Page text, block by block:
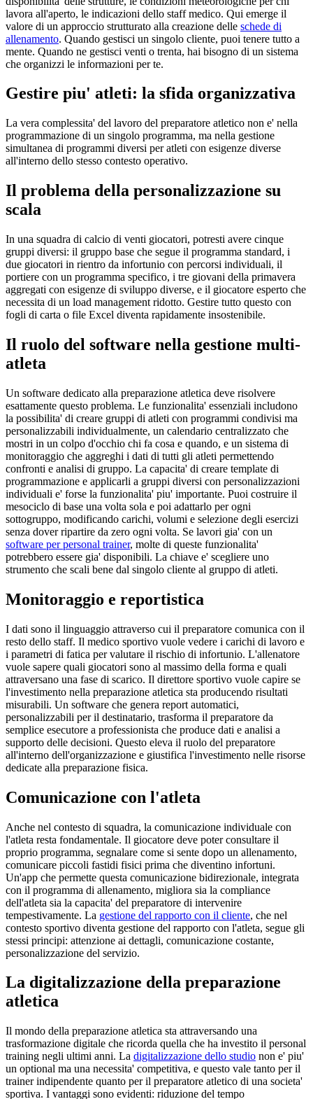
lavora all'aperto, le indicazioni dello staff medico. Qui emerge il
valore di un approccio strutturato alla creazione delle schede di
allenamento. Quando gestisci un singolo cliente, puoi tenere tutto a
mente. Quando ne gestisci venti o trenta, hai bisogno di un sistema
che organizzi le informazioni per te.
Gestire piu' atleti: la sfida organizzativa
La vera complessita' del lavoro del preparatore atletico non e' nella
programmazione di un singolo programma, ma nella gestione
simultanea di programmi diversi per atleti con esigenze diverse
all'interno dello stesso contesto operativo.
Il problema della personalizzazione su
scala
In una squadra di calcio di venti giocatori, potresti avere cinque
gruppi diversi: il gruppo base che segue il programma standard, i
due giocatori in rientro da infortunio con percorsi individuali, il
portiere con un programma specifico, i tre giovani della primavera
aggregati con esigenze di sviluppo diverse, e il giocatore esperto che
necessita di un load management ridotto. Gestire tutto questo con
fogli di carta o file Excel diventa rapidamente insostenibile.
Il ruolo del software nella gestione multi-
atleta
Un software dedicato alla preparazione atletica deve risolvere
esattamente questo problema. Le funzionalita' essenziali includono
la possibilita' di creare gruppi di atleti con programmi condivisi ma
personalizzabili individualmente, un calendario centralizzato che
mostri in un colpo d'occhio chi fa cosa e quando, e un sistema di
monitoraggio che aggreghi i dati di tutti gli atleti permettendo
confronti e analisi di gruppo. La capacita' di creare template di
programmazione e applicarli a gruppi diversi con personalizzazioni
individuali e' forse la funzionalita' piu' importante. Puoi costruire il
mesociclo di base una volta sola e poi adattarlo per ogni
sottogruppo, modificando carichi, volumi e selezione degli esercizi
senza dover ripartire da zero ogni volta. Se lavori gia' con un
software per personal trainer, molte di queste funzionalita'
potrebbero essere gia' disponibili. La chiave e' scegliere uno
strumento che scali bene dal singolo cliente al gruppo di atleti.
Monitoraggio e reportistica
I dati sono il linguaggio attraverso cui il preparatore comunica con il
resto dello staff. Il medico sportivo vuole vedere i carichi di lavoro e
i parametri di fatica per valutare il rischio di infortunio. L'allenatore
vuole sapere quali giocatori sono al massimo della forma e quali
attraversano una fase di scarico. Il direttore sportivo vuole capire se
l'investimento nella preparazione atletica sta producendo risultati
misurabili. Un software che genera report automatici,
personalizzabili per il destinatario, trasforma il preparatore da
semplice esecutore a professionista che produce dati e analisi a
supporto delle decisioni. Questo eleva il ruolo del preparatore
all'interno dell'organizzazione e giustifica l'investimento nelle risorse
dedicate alla preparazione fisica.
Comunicazione con l'atleta
Anche nel contesto di squadra, la comunicazione individuale con
l'atleta resta fondamentale. Il giocatore deve poter consultare il
proprio programma, segnalare come si sente dopo un allenamento,
comunicare piccoli fastidi fisici prima che diventino infortuni.
Un'app che permette questa comunicazione bidirezionale, integrata
con il programma di allenamento, migliora sia la compliance
dell'atleta sia la capacita' del preparatore di intervenire
tempestivamente. La gestione del rapporto con il cliente, che nel
contesto sportivo diventa gestione del rapporto con l'atleta, segue gli
stessi principi: attenzione ai dettagli, comunicazione costante,
personalizzazione del servizio.
La digitalizzazione della preparazione
atletica
Il mondo della preparazione atletica sta attraversando una
trasformazione digitale che ricorda quella che ha investito il personal
training negli ultimi anni. La digitalizzazione dello studio non e' piu'
un optional ma una necessita' competitiva, e questo vale tanto per il
trainer indipendente quanto per il preparatore atletico di una societa'
sportiva. I vantaggi sono evidenti: riduzione del tempo